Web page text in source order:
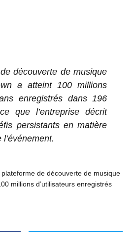
découverte de musique
a atteint 100 millions
enregistrés dans 196
que l’entreprise décrit
persistants en matière
plateforme de découverte de musique
millions d’utilisateurs enregistrés